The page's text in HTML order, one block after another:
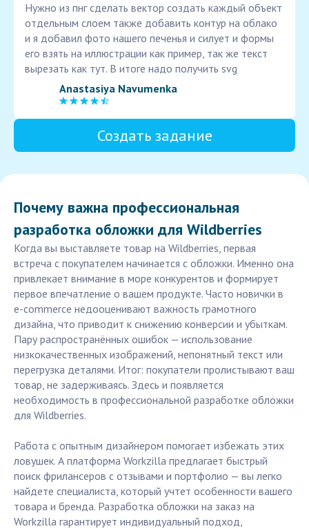
Нужно из пнг сделать вектор создать каждый объект
отдельным слоем также добавить контур на облако
и я добавил фото нашего печенья и силует и формы
его взять на иллюстрации как пример, так же текст
вырезать как тут. В итоге надо получить svg
Anastasiya Navumenka
Создать задание
Почему важна профессиональная
разработка обложки для Wildberries
Когда вы выставляете товар на Wildberries, первая
встреча с покупателем начинается с обложки. Именно она
привлекает внимание в море конкурентов и формирует
первое впечатление о вашем продукте. Часто новички в
e-commerce недооценивают важность грамотного
дизайна, что приводит к снижению конверсии и убыткам.
Пару распространённых ошибок — использование
низкокачественных изображений, непонятный текст или
перегрузка деталями. Итог: покупатели пролистывают ваш
товар, не задерживаясь. Здесь и появляется
необходимость в профессиональной разработке обложки
для Wildberries.
Работа с опытным дизайнером помогает избежать этих
ловушек. А платформа Workzilla предлагает быстрый
поиск фрилансеров с отзывами и портфолио — вы легко
найдете специалиста, который учтет особенности вашего
товара и бренда. Разработка обложки на заказ на
Workzilla гарантирует индивидуальный подход,